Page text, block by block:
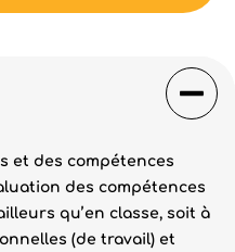
et des compétences
des compétences
qu’en classe, soit à
(de travail) et